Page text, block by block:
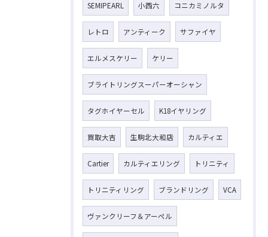
SEMIPEARL 小西六 コニカミノルタ
レトロ アンティーク サファイヤ
エルメスケリー ケリー
ブライトリングスーパーオーシャン
タグホイヤーセル K18イヤリング
買取大吉 生駒北大和店 カルティエ
Cartier カルティエリング トリニティ
トリニティリング ブランドリング VCA
ヴァンクリーフ＆アーペル